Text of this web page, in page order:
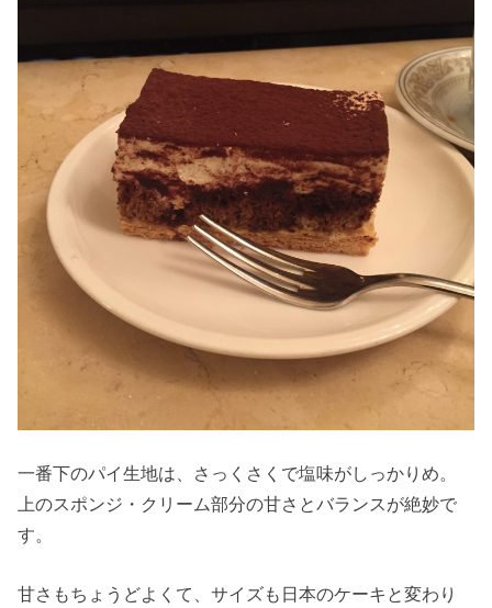
一番下のパイ生地は、さっくさくで塩味がしっかりめ。
上のスポンジ・クリーム部分の甘さとバランスが絶妙で
す。
甘さもちょうどよくて、サイズも日本のケーキと変わり